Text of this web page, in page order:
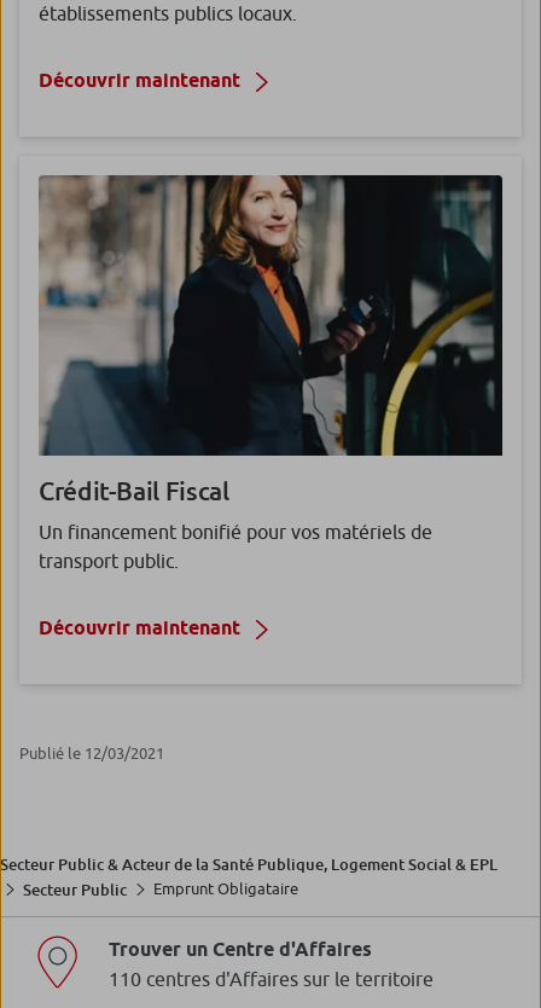
établissements publics locaux.
Découvrir maintenant
Crédit-Bail Fiscal
Un financement bonifié pour vos matériels de
transport public.
Découvrir maintenant
Publié le 12/03/2021
Secteur Public & Acteur de la Santé Publique, Logement Social & EPL
Secteur Public
Emprunt Obligataire
Trouver un Centre d'Affaires
110 centres d'Affaires sur le territoire